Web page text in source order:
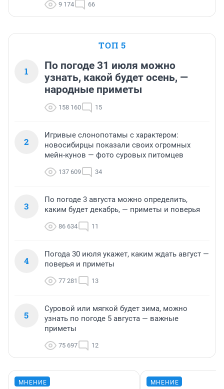
9 174 66
ТОП 5
1
По погоде 31 июля можно
узнать, какой будет осень, —
народные приметы
158 160 15
2
Игривые слонопотамы с характером:
новосибирцы показали своих огромных
мейн-кунов — фото суровых питомцев
137 609 34
3
По погоде 3 августа можно определить,
каким будет декабрь, — приметы и поверья
86 634 11
4
Погода 30 июля укажет, каким ждать август —
поверья и приметы
77 281 13
5
Суровой или мягкой будет зима, можно
узнать по погоде 5 августа — важные
приметы
75 697 12
МНЕНИЕ МНЕНИЕ